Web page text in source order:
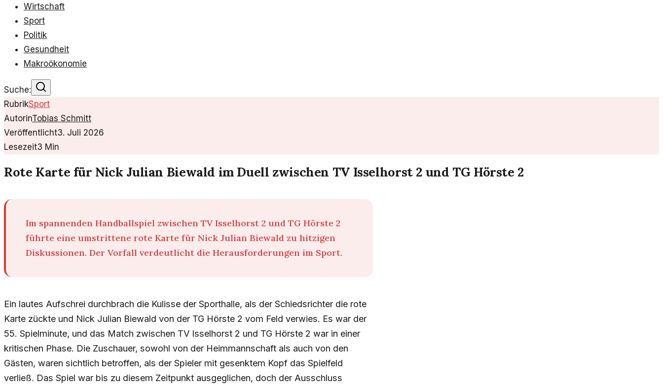
Wirtschaft
Sport
Politik
Gesundheit
Makroökonomie
Suche:
RubrikSport
AutorinTobias Schmitt
Veröffentlicht3. Juli 2026
Lesezeit3 Min
Rote Karte für Nick Julian Biewald im Duell zwischen TV Isselhorst 2 und TG Hörste 2
Im spannenden Handballspiel zwischen TV Isselhorst 2 und TG Hörste 2
führte eine umstrittene rote Karte für Nick Julian Biewald zu hitzigen
Diskussionen. Der Vorfall verdeutlicht die Herausforderungen im Sport.
Ein lautes Aufschrei durchbrach die Kulisse der Sporthalle, als der Schiedsrichter die rote
Karte zückte und Nick Julian Biewald von der TG Hörste 2 vom Feld verwies. Es war der
55. Spielminute, und das Match zwischen TV Isselhorst 2 und TG Hörste 2 war in einer
kritischen Phase. Die Zuschauer, sowohl von der Heimmannschaft als auch von den
Gästen, waren sichtlich betroffen, als der Spieler mit gesenktem Kopf das Spielfeld
verließ. Das Spiel war bis zu diesem Zeitpunkt ausgeglichen, doch der Ausschluss